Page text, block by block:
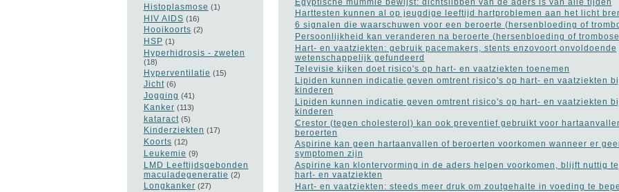
Histoplasmose (1)
HIV AIDS (16)
Hooikoorts (2)
HSP (1)
Hyperhidrosis - zweten
(18)
Hyperventilatie (15)
Jicht (6)
Jogging (41)
Kanker (113)
kataract (5)
Kinderziekten (17)
Koorts (12)
Leukemie (9)
LMD Leeftijdsgebonden
maculadegeneratie (2)
Longkanker (27)
Harttesten kunnen al op jeugdige leeftijd hartproblemen aan het licht
6 signalen die waarschuwen voor een beroerte (hersenbloeding of
Persoonlijkheid kan veranderen na beroerte (hersenbloeding of
Hart- en vaatziekten: gebruik pacemakers, stents enzovoort onvoldoende
wetenschappelijk gefundeerd
Televisie kijken doet risico's op hart- en vaatziekten toenemen
Lipiden kunnen indicatie geven omtrent risico's op hart- en vaatziekten
kinderen
Lipiden kunnen indicatie geven omtrent risico's op hart- en vaatziekten
kinderen
Crestor (tegen cholesterol) kan ook preventief gebruikt voor
beroerten
Aspirine kan geen hartaanvallen of beroerten voorkomen wanneer er
symptomen zijn
Aspirine kan klontervorming in de aders helpen voorkomen, blijft nuttig
hart- en vaatziekten
Hart- en vaatziekten: steeds meer druk om zoutgehalte in voeding te